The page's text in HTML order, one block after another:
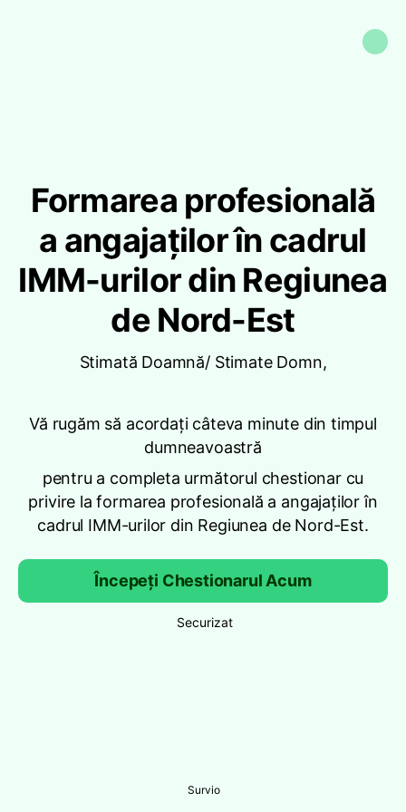
Formarea profesională
a angajaților în cadrul
IMM-urilor din Regiunea
de Nord-Est
Stimată Doamnă/ Stimate Domn,
Vă rugăm să acordați câteva minute din timpul
dumneavoastră
pentru a completa următorul chestionar cu
privire la formarea profesională a angajaților în
cadrul IMM-urilor din Regiunea de Nord-Est.
Începeți Chestionarul Acum
Securizat
Survio